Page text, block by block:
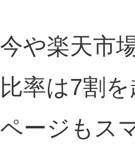
今や楽天市
比率は7割
ページもス